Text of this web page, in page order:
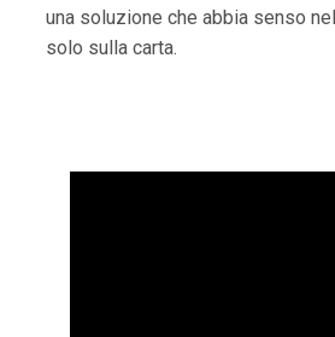
una soluzione che abbia senso
solo sulla carta.